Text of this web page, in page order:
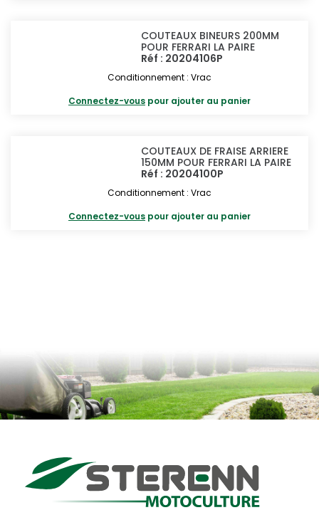
COUTEAUX BINEURS 200MM
POUR FERRARI LA PAIRE
Réf : 20204106P
Conditionnement : Vrac
Connectez-vous pour ajouter au panier
COUTEAUX DE FRAISE ARRIERE
150MM POUR FERRARI LA PAIRE
Réf : 20204100P
Conditionnement : Vrac
Connectez-vous pour ajouter au panier